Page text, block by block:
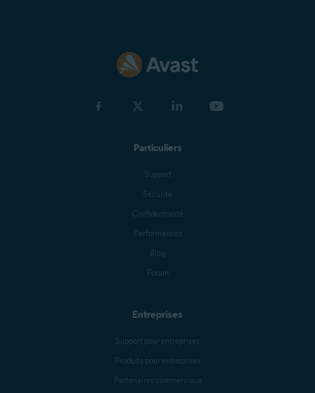
Particuliers
Support
Sécurité
Confidentialité
Performances
Blog
Forum
Entreprises
Support pour entreprises
Produits pour entreprises
Partenaires commerciaux